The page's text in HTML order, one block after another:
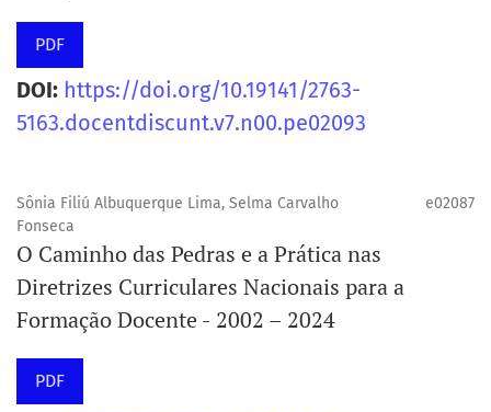
PDF
DOI: https://doi.org/10.19141/2763-
5163.docentdiscunt.v7.n00.pe02093
Sônia Filiú Albuquerque Lima, Selma Carvalho
Fonseca
e02087
O Caminho das Pedras e a Prática nas
Diretrizes Curriculares Nacionais para a
Formação Docente - 2002 – 2024
PDF